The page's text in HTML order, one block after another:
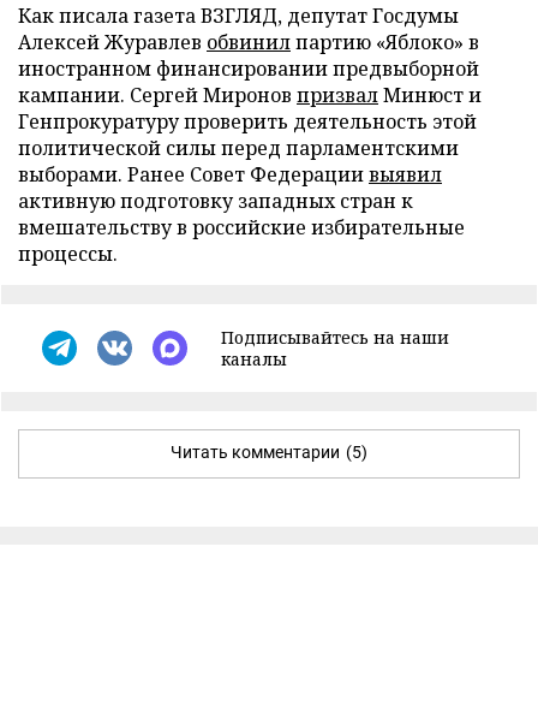
Как писала газета ВЗГЛЯД, депутат Госдумы
Алексей Журавлев обвинилпартию «Яблоко» в
иностранном финансировании предвыборной
кампании. Сергей Миронов призвалМинюст и
Генпрокуратуру проверить деятельность этой
политической силы перед парламентскими
выборами. Ранее Совет Федерациивыявил
активную подготовку западных стран к
вмешательству в российские избирательные
процессы.
Подписывайтесь на наши
каналы
Читать комментарии (5)